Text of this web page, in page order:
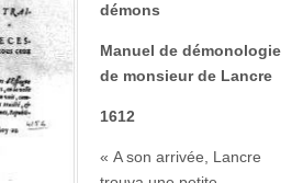
démons
Manuel de démonologie
de monsieur de Lancre
1612
« A son arrivée, Lancre